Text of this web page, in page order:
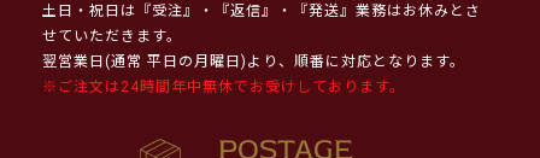
土日・祝日は『受注』・『返信』・『発送』業務はお休みとさ
せていただきます。
翌営業日(通常 平日の月曜日)より、順番に対応となります。
※ご注文は24時間年中無休でお受けしております。